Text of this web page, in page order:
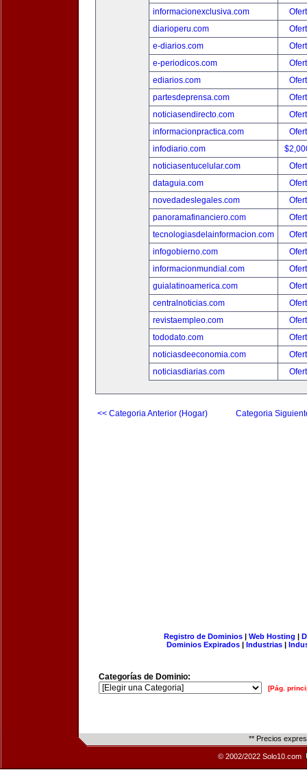
informacionexclusiva.com
diarioperu.com
e-diarios.com
e-periodicos.com
ediarios.com
partesdeprensa.com
noticiasendirecto.com
informacionpractica.com
infodiario.com
noticiasentucelular.com
dataguia.com
novedadeslegales.com
panoramafinanciero.com
tecnologiasdelainformacion.com
infogobierno.com
informacionmundial.com
guialatinoamerica.com
centralnoticias.com
revistaempleo.com
tododato.com
noticiasdeeconomia.com
noticiasdiarias.com
<< Categoria Anterior (Hogar) Categoria
Registro de Dominios| Web Hosting |
Dominios Expirados | Industrias |
Categorías de Dominio:
[Pág.
** Precios
© 2002/2022 Solo10.com